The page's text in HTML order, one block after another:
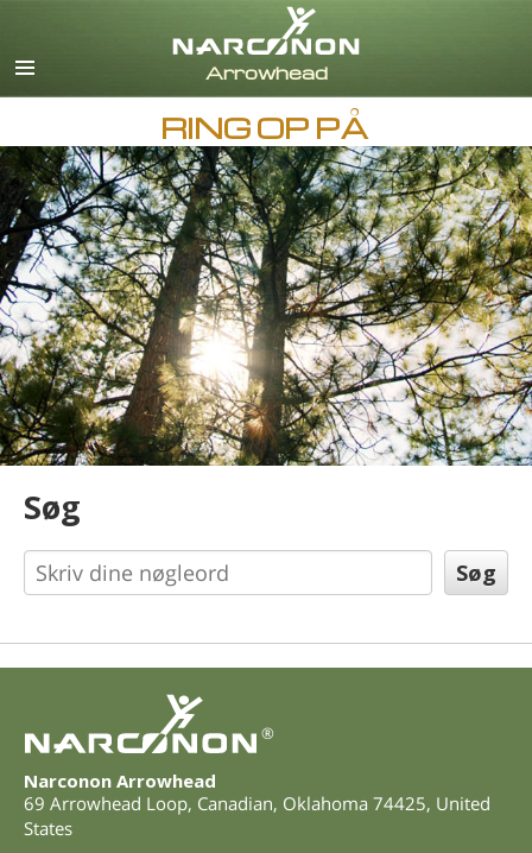
Deutsch
Español
Français
Hebraisk
Magyar
Italiano
Japansk
Nederlands
Norsk
Português
Russisk
Nepalesisk
Arabisk
RING OP PÅ
Søg
®
Narconon Arrowhead
69 Arrowhead Loop, Canadian, Oklahoma 74425, United
States